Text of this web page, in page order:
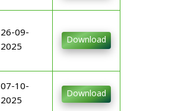
26-09-
2025
Download
07-10-
2025
Download